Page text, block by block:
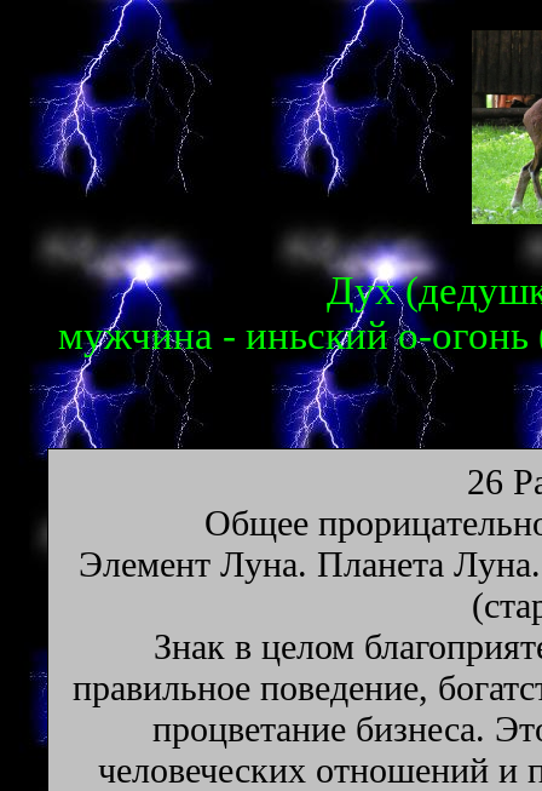
Дух
мужчина - иньский о-
26
Oбщee
Элeмeнт Лyнa. Плaнeтa
Знак в целом
правильное поведение,
процветание бизнеса.
человеческих отношений и